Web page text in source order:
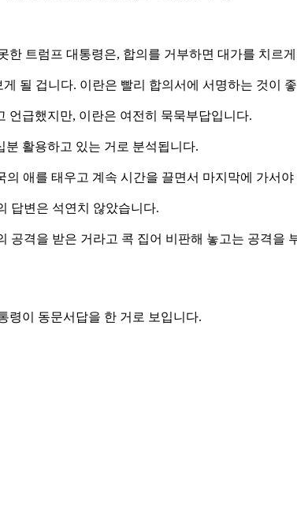
트럼프 대통령은, 합의를 거부하면 대가를 치르
될 겁니다. 이란은 빨리 합의서에 서명하는 것이
언급했지만, 이란은 여전히 묵묵부답입니다.
활용하고 있는 거로 분석됩니다.
애를 태우고 계속 시간을 끌면서 마지막에 가서
답변은 석연치 않았습니다.
공격을 받은 거라고 콕 집어 비판해 놓고는 공격을
령이 동문서답을 한 거로 보입니다.